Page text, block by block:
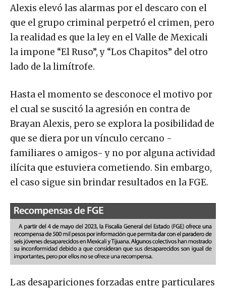
Alexis elevó las alarmas por el descaro con el
que el grupo criminal perpetró el crimen, pero
la realidad es que la ley en el Valle de Mexicali
la impone “El Ruso”, y “Los Chapitos” del otro
lado de la limítrofe.
Hasta el momento se desconoce el motivo por
el cual se suscitó la agresión en contra de
Brayan Alexis, pero se explora la posibilidad de
que se diera por un vínculo cercano -
familiares o amigos- y no por alguna actividad
ilícita que estuviera cometiendo. Sin embargo,
el caso sigue sin brindar resultados en la FGE.
Las desapariciones forzadas entre particulares